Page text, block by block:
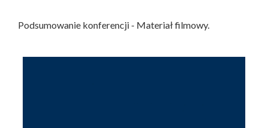
Podsumowanie konferencji - Materiał filmowy.